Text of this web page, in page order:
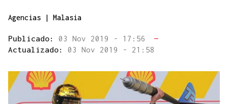
Agencias | Malasia
Publicado: 03 Nov 2019 - 17:56
—
Actualizado: 03 Nov 2019 - 21:58